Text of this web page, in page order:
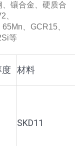
镶合金、硬质合
、
、GCR15、
等
度 材料
SKD11